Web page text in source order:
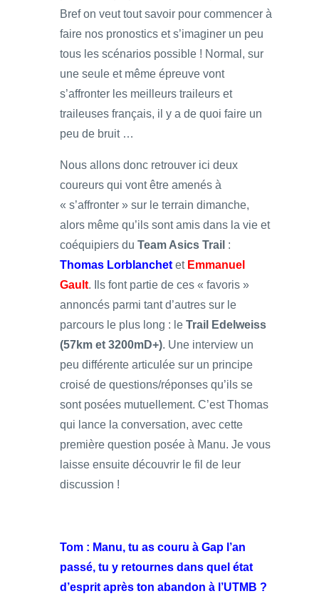
Bref on veut tout savoir pour commencer à
faire nos pronostics et s’imaginer un peu
tous les scénarios possible ! Normal, sur
une seule et même épreuve vont
s’affronter les meilleurs traileurs et
traileuses français, il y a de quoi faire un
peu de bruit …
Nous allons donc retrouver ici deux
coureurs qui vont être amenés à
« s’affronter » sur le terrain dimanche,
alors même qu’ils sont amis dans la vie et
coéquipiers du Team Asics Trail :
Thomas Lorblanchet et Emmanuel
Gault. Ils font partie de ces « favoris »
annoncés parmi tant d’autres sur le
parcours le plus long : le Trail Edelweiss
(57km et 3200mD+). Une interview un
peu différente articulée sur un principe
croisé de questions/réponses qu’ils se
sont posées mutuellement. C’est Thomas
qui lance la conversation, avec cette
première question posée à Manu. Je vous
laisse ensuite découvrir le fil de leur
discussion !
Tom : Manu, tu as couru à Gap l’an
passé, tu y retournes dans quel état
d’esprit après ton abandon à l’UTMB ?